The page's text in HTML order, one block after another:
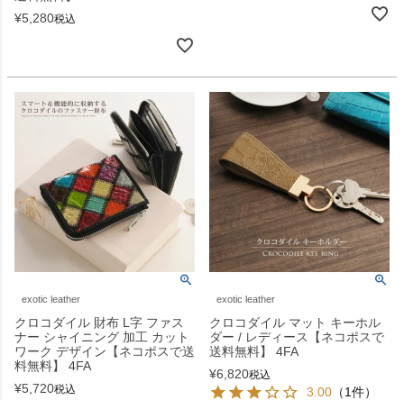
¥5,280税込
exotic leather
クロコダイル 財布 L字 ファス
ナー シャイニング 加工 カット
ワーク デザイン【ネコポスで送
料無料】 4FA
¥5,720税込
exotic leather
クロコダイル マット キーホル
ダー / レディース【ネコポスで
送料無料】 4FA
¥6,820税込
3.00 （1件）